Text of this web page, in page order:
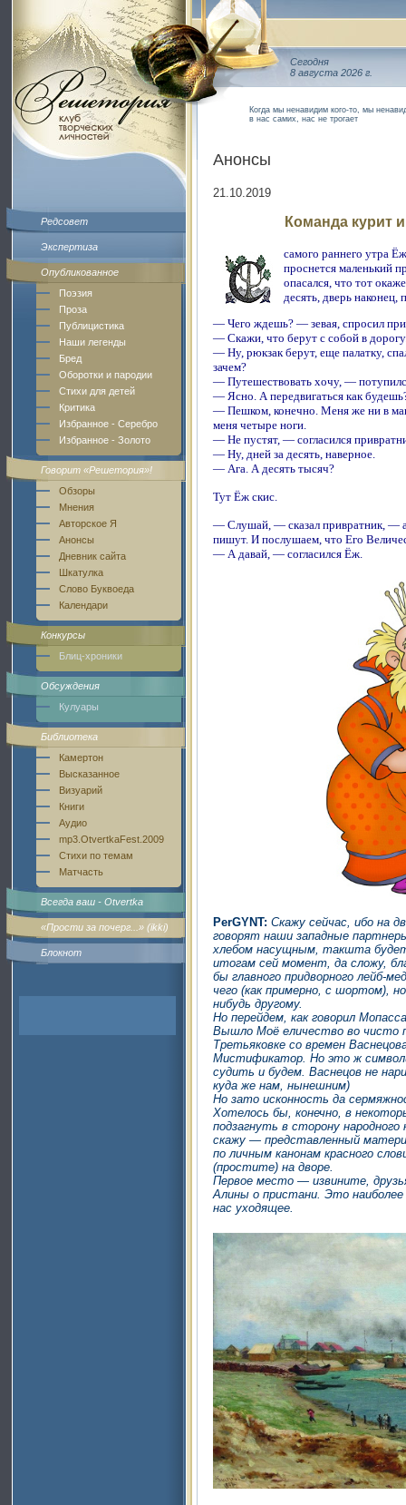
Редсовет
Экспертиза
Опубликованное
Поэзия
Проза
Публицистика
Наши легенды
Бред
Оборотки и пародии
Стихи для детей
Критика
Избранное - Серебро
Избранное - Золото
Говорит «Решетория»!
Обзоры
Мнения
Авторское Я
Анонсы
Дневник сайта
Шкатулка
Слово Буквоеда
Календари
Конкурсы
Блиц-хроники
Обсуждения
Кулуары
Библиотека
Камертон
Высказанное
Визуарий
Книги
Аудио
mp3.OtvertkaFest.2009
Стихи по темам
Матчасть
Всегда ваш - Otvertka
«Прости за почерг...» (ikki)
Блокнот
Сегодня
8 августа 2026 г.
Когда мы ненавидим кого-то, мы
в нас самих, нас не трогает
Анонсы
21.10.2019
Команда курит
самого раннего утра
проснется маленький
опасался, что тот
десять, дверь
— Чего ждешь? — зевая, спросил
— Скажи, что берут с собой в
— Ну, рюкзак берут, еще палатку,
зачем?
— Путешествовать хочу, —
— Ясно. А передвигаться как
— Пешком, конечно. Меня же ни в
меня четыре ноги.
— Не пустят, — согласился
— Ну, дней за десять, наверное.
— Ага. А десять тысяч?
Тут Ёж скис.
— Слушай, — сказал привратник, — а
пишут. И послушаем, что Его
— А давай, — согласился Ёж.
PerGYNT: Скажу сейчас, ибо на
говорят наши западные
хлебом насущным, такшта
итогам сей момент, да сложу,
бы главного придворного лейб-
чего (как примерно, с шортом),
нибудь другому.
Но перейдем, как говорил
Вышло Моё еличество во чисто
Третьяковке со времен
Мистификатор. Но это ж
судить и будем. Васнецов не
куда же нам, нынешним)
Но зато исконность да
Хотелось бы, конечно, в
подзагнуть в сторону
скажу — представленный
по личным канонам красного
(простите) на дворе.
Первое место — извините,
Алины о пристани. Это
нас уходящее.